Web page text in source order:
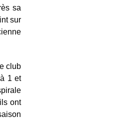
sa
sur
club
1 et
ont